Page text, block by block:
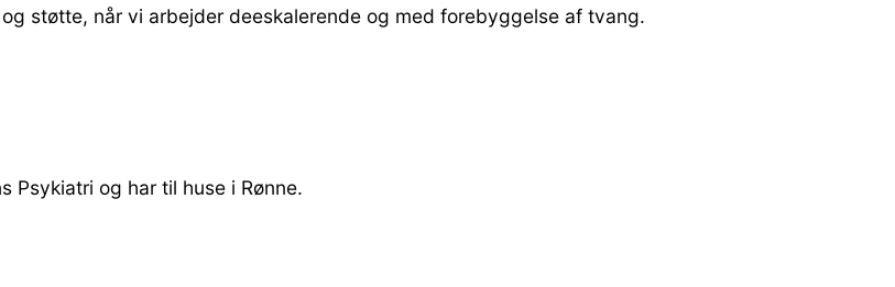
støtte, når vi arbejder deeskalerende og med forebyggelse af tvang.
Psykiatri og har til huse i Rønne.